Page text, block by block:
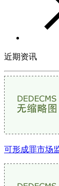
近期资讯
可形成罪市场